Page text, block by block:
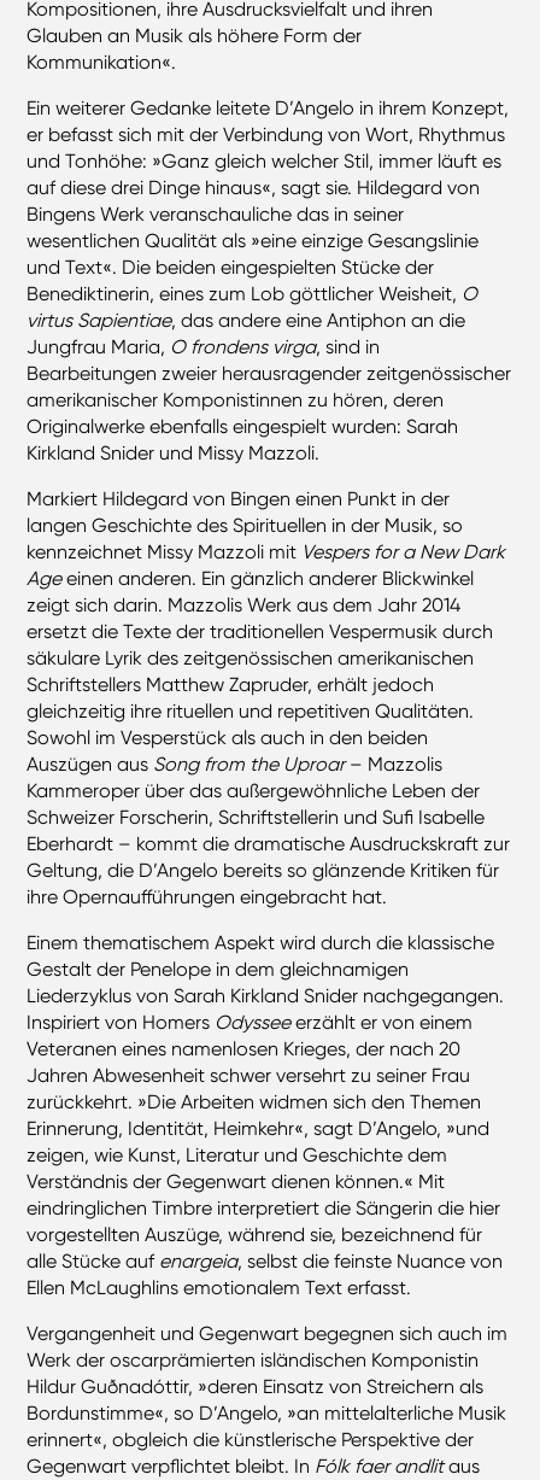
Kompositionen, ihre Ausdrucksvielfalt und ihren
Glauben an Musik als höhere Form der
Kommunikation«.
Ein weiterer Gedanke leitete D’Angelo in ihrem Konzept,
er befasst sich mit der Verbindung von Wort, Rhythmus
und Tonhöhe: »Ganz gleich welcher Stil, immer läuft es
auf diese drei Dinge hinaus«, sagt sie. Hildegard von
Bingens Werk veranschauliche das in seiner
wesentlichen Qualität als »eine einzige Gesangslinie
und Text«. Die beiden eingespielten Stücke der
Benediktinerin, eines zum Lob göttlicher Weisheit, O
virtus Sapientiae, das andere eine Antiphon an die
Jungfrau Maria, O frondens virga, sind in
Bearbeitungen zweier herausragender zeitgenössischer
amerikanischer Komponistinnen zu hören, deren
Originalwerke ebenfalls eingespielt wurden: Sarah
Kirkland Snider und Missy Mazzoli.
Markiert Hildegard von Bingen einen Punkt in der
langen Geschichte des Spirituellen in der Musik, so
kennzeichnet Missy Mazzoli mit Vespers for a New Dark
Ageeinen anderen. Ein gänzlich anderer Blickwinkel
zeigt sich darin. Mazzolis Werk aus dem Jahr 2014
ersetzt die Texte der traditionellen Vespermusik durch
säkulare Lyrik des zeitgenössischen amerikanischen
Schriftstellers Matthew Zapruder, erhält jedoch
gleichzeitig ihre rituellen und repetitiven Qualitäten.
Sowohl im Vesperstück als auch in den beiden
Auszügen aus Song from the Uproar– Mazzolis
Kammeroper über das außergewöhnliche Leben der
Schweizer Forscherin, Schriftstellerin und Sufi Isabelle
Eberhardt – kommt die dramatische Ausdruckskraft zur
Geltung, die D’Angelo bereits so glänzende Kritiken für
ihre Opernaufführungen eingebracht hat.
Einem thematischem Aspekt wird durch die klassische
Gestalt der Penelope in dem gleichnamigen
Liederzyklus von Sarah Kirkland Snider nachgegangen.
Inspiriert von Homers Odysseeerzählt er von einem
Veteranen eines namenlosen Krieges, der nach 20
Jahren Abwesenheit schwer versehrt zu seiner Frau
zurückkehrt. »Die Arbeiten widmen sich den Themen
Erinnerung, Identität, Heimkehr«, sagt D’Angelo, »und
zeigen, wie Kunst, Literatur und Geschichte dem
Verständnis der Gegenwart dienen können.« Mit
eindringlichen Timbre interpretiert die Sängerin die hier
vorgestellten Auszüge, während sie, bezeichnend für
alle Stücke auf enargeia, selbst die feinste Nuance von
Ellen McLaughlins emotionalem Text erfasst.
Vergangenheit und Gegenwart begegnen sich auch im
Werk der oscarprämierten isländischen Komponistin
Hildur Guðnadóttir, »deren Einsatz von Streichern als
Bordunstimme«, so D’Angelo, »an mittelalterliche Musik
erinnert«, obgleich die künstlerische Perspektive der
Gegenwart verpflichtet bleibt. In Fólk faer andlitaus